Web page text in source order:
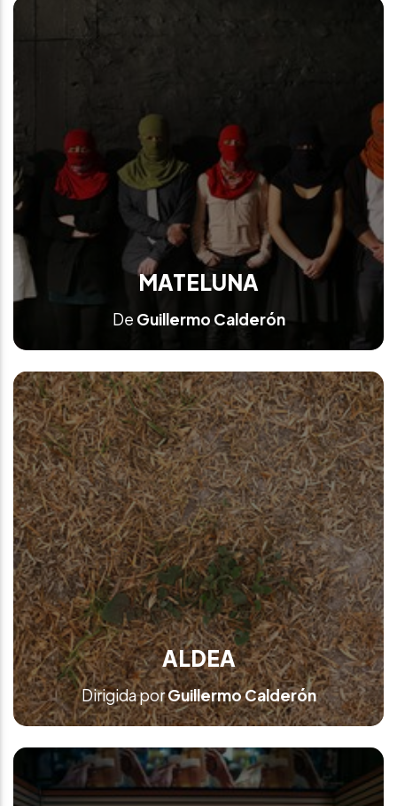
MATELUNA
De Guillermo Calderón
ALDEA
Dirigida porGuillermo Calderón